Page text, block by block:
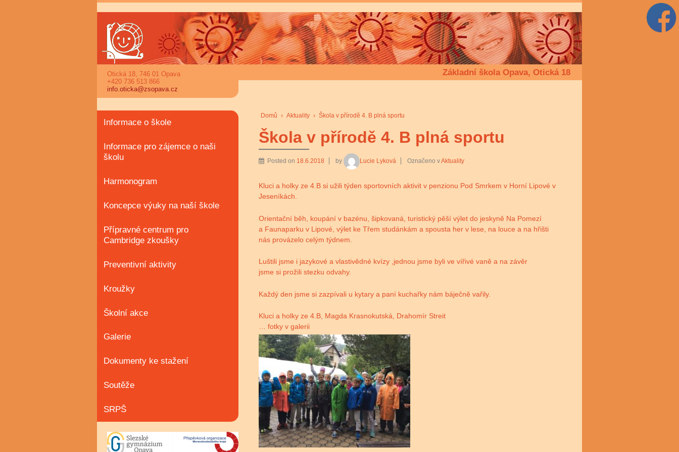
Základní škola Opava, Otická 18
Domů › Aktuality › Škola v přírodě 4. B plná sportu
Škola v přírodě 4. B plná sportu
Posted on 18.6.2018 by Lucie Lyková Označeno vAktuality
Kluci a holky ze 4.B si užili týden sportovních aktivit v penzionu Pod Smrkem v Horní Lipové v
Jeseníkách.
Orientační běh, koupání v bazénu, šipkovaná, turistický pěší výlet do jeskyně Na Pomezí
a Faunaparku v Lipové, výlet ke Třem studánkám a spousta her v lese, na louce a na hřišti
nás provázelo celým týdnem.
Luštili jsme i jazykové a vlastivědné kvízy ,jednou jsme byli ve vířivé vaně a na závěr
jsme si prožili stezku odvahy.
Každý den jsme si zazpívali u kytary a paní kuchařky nám báječně vařily.
Kluci a holky ze 4.B, Magda Krasnokutská, Drahomír Streit
… fotky v galerii
Otická 18, 746 01 Opava
+420 736 513 866
info.oticka@zsopava.cz
Informace o škole
Informace pro zájemce o naši
školu
Harmonogram
Koncepce výuky na naší škole
Přípravné centrum pro
Cambridge zkoušky
Preventivní aktivity
Kroužky
Školní akce
Galerie
Dokumenty ke stažení
Soutěže
SRPŠ